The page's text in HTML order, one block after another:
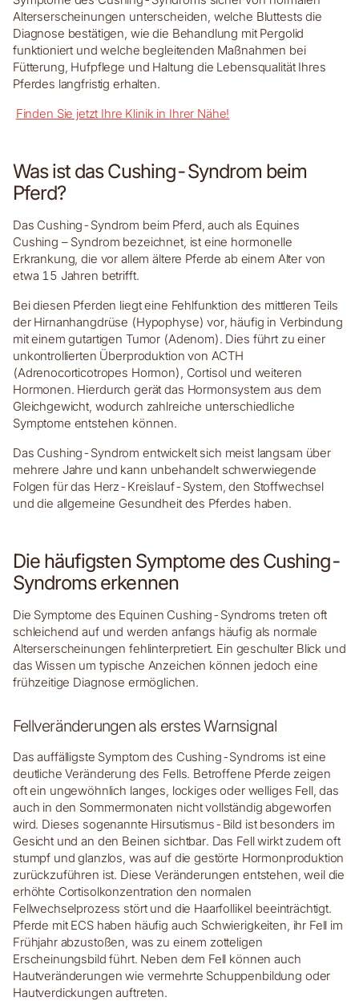
Alterserscheinungen unterscheiden, welche Bluttests die
Diagnose bestätigen, wie die Behandlung mit Pergolid
funktioniert und welche begleitenden Maßnahmen bei
Fütterung, Hufpflege und Haltung die Lebensqualität Ihres
Pferdes langfristig erhalten.
Finden Sie jetzt Ihre Klinik in Ihrer Nähe!
Was ist das Cushing-Syndrom beim
Pferd?
Das Cushing-Syndrom beim Pferd, auch als Equines
Cushing – Syndrom bezeichnet, ist eine hormonelle
Erkrankung, die vor allem ältere Pferde ab einem Alter von
etwa 15 Jahren betrifft.
Bei diesen Pferden liegt eine Fehlfunktion des mittleren Teils
der Hirnanhangdrüse (Hypophyse) vor, häufig in Verbindung
mit einem gutartigen Tumor (Adenom). Dies führt zu einer
unkontrollierten Überproduktion von ACTH
(Adrenocorticotropes Hormon), Cortisol und weiteren
Hormonen. Hierdurch gerät das Hormonsystem aus dem
Gleichgewicht, wodurch zahlreiche unterschiedliche
Symptome entstehen können.
Das Cushing-Syndrom entwickelt sich meist langsam über
mehrere Jahre und kann unbehandelt schwerwiegende
Folgen für das Herz-Kreislauf-System, den Stoffwechsel
und die allgemeine Gesundheit des Pferdes haben.
Die häufigsten Symptome des Cushing-
Syndroms erkennen
Die Symptome des Equinen Cushing-Syndroms treten oft
schleichend auf und werden anfangs häufig als normale
Alterserscheinungen fehlinterpretiert. Ein geschulter Blick und
das Wissen um typische Anzeichen können jedoch eine
frühzeitige Diagnose ermöglichen.
Fellveränderungen als erstes Warnsignal
Das auffälligste Symptom des Cushing-Syndroms ist eine
deutliche Veränderung des Fells. Betroffene Pferde zeigen
oft ein ungewöhnlich langes, lockiges oder welliges Fell, das
auch in den Sommermonaten nicht vollständig abgeworfen
wird. Dieses sogenannte Hirsutismus-Bild ist besonders im
Gesicht und an den Beinen sichtbar. Das Fell wirkt zudem oft
stumpf und glanzlos, was auf die gestörte Hormonproduktion
zurückzuführen ist. Diese Veränderungen entstehen, weil die
erhöhte Cortisolkonzentration den normalen
Fellwechselprozess stört und die Haarfollikel beeinträchtigt.
Pferde mit ECS haben häufig auch Schwierigkeiten, ihr Fell im
Frühjahr abzustoßen, was zu einem zotteligen
Erscheinungsbild führt. Neben dem Fell können auch
Hautveränderungen wie vermehrte Schuppenbildung oder
Hautverdickungen auftreten.